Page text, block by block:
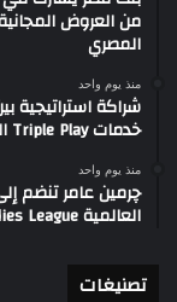
من العروض
المصري
منذ يوم واحد
شراكة استراتيجية
خدمات Triple Play الذكية بمشروع داون تاون بالعلمين الجديدة
منذ يوم واحد
العالمية All Ladies League عن الإعلام الرقمي والتجارة الإلكترونية
تصنيغات